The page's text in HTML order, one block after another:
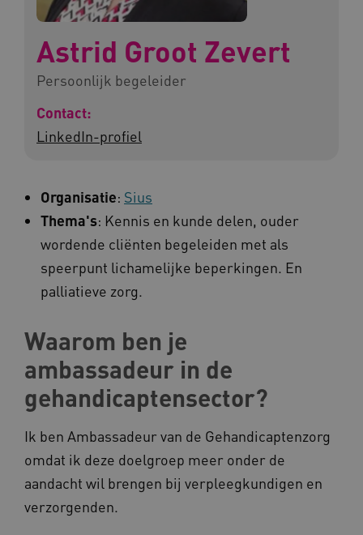
Astrid Groot Zevert
Persoonlijk begeleider
Contact:
LinkedIn-profiel
Organisatie: Sius
Thema's: Kennis en kunde delen, ouder
wordende cliënten begeleiden met als
speerpunt lichamelijke beperkingen. En
palliatieve zorg.
Waarom ben je
ambassadeur in de
gehandicaptensector?
Ik ben Ambassadeur van de Gehandicaptenzorg
omdat ik deze doelgroep meer onder de
aandacht wil brengen bij verpleegkundigen en
verzorgenden.